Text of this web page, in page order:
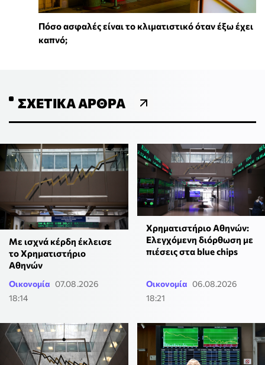
Πόσο ασφαλές είναι το κλιματιστικό όταν έξω έχει
καπνό;
ΣΧΕΤΙΚΆ ΆΡΘΡΑ
Με ισχνά κέρδη έκλεισε
το Χρηματιστήριο
Αθηνών
Οικονομία 07.08.2026
18:14
Χρηματιστήριο Αθηνών:
Ελεγχόμενη διόρθωση με
πιέσεις στα blue chips
Οικονομία 06.08.2026
18:21